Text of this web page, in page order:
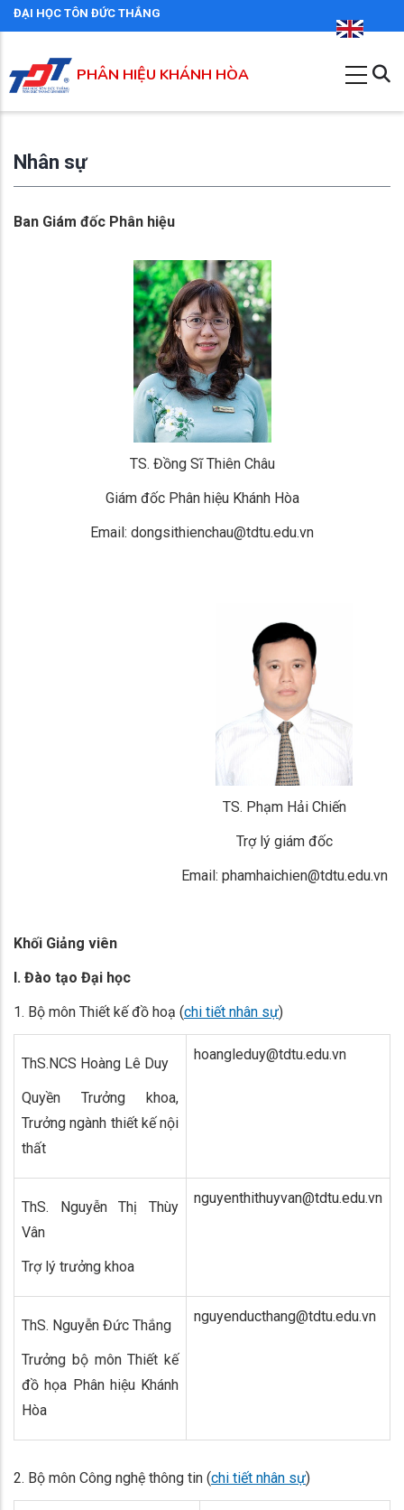
Nhảy
đến
dung
ĐẠI HỌC TÔN ĐỨC THẮNG
PHÂN HIỆU KHÁNH HÒA
Nhân sự
Ban Giám đốc Phân hiệu
TS. Đồng Sĩ Thiên Châu
Giám đốc Phân hiệu Khánh Hòa
Email: dongsithienchau@tdtu.edu.vn
TS. Phạm Hải Chiến
Trợ lý giám đốc
Email: phamhaichien@tdtu.edu.vn
Khối Giảng viên
I. Đào tạo Đại học
1. Bộ môn Thiết kế đồ hoạ (chi tiết nhân sự)
ThS.NCS Hoàng Lê Duy
Quyền Trưởng khoa,
Trưởng ngành thiết kế nội
thất
hoangleduy@tdtu.edu.vn
ThS. Nguyễn Thị Thùy
Vân
Trợ lý trưởng khoa
nguyenthithuyvan@tdtu.edu.vn
ThS. Nguyễn Đức Thắng
Trưởng bộ môn Thiết kế
đồ họa Phân hiệu Khánh
Hòa
nguyenducthang@tdtu.edu.vn
2. Bộ môn Công nghệ thông tin (chi tiết nhân sự)